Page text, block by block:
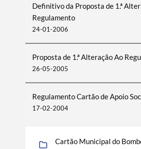
Definitivo da Proposta de 1.ª
Regulamento
24-01-2006
Proposta de 1.ª Alteração Ao
26-05-2005
Regulamento Cartão de Apoio
17-02-2004
Cartão Municipal do